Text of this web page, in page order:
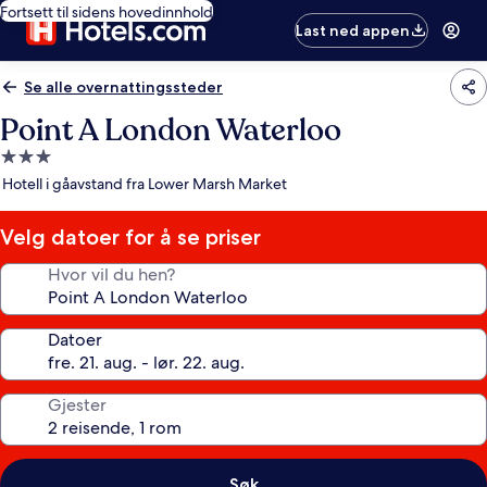
Fortsett til sidens hovedinnhold
Last ned appen
Se alle overnattingssteder
Point A London Waterloo
Overnattingssted
med
stjerner
Hotell i gåavstand fra Lower Marsh Market
Velg datoer for å se priser
Hvor vil du hen?
Datoer
Gjester